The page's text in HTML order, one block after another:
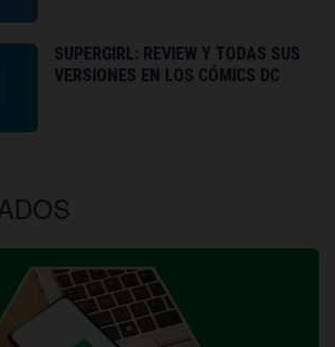
SUPERGIRL: REVIEW Y TODAS SUS
VERSIONES EN LOS CÓMICS DC